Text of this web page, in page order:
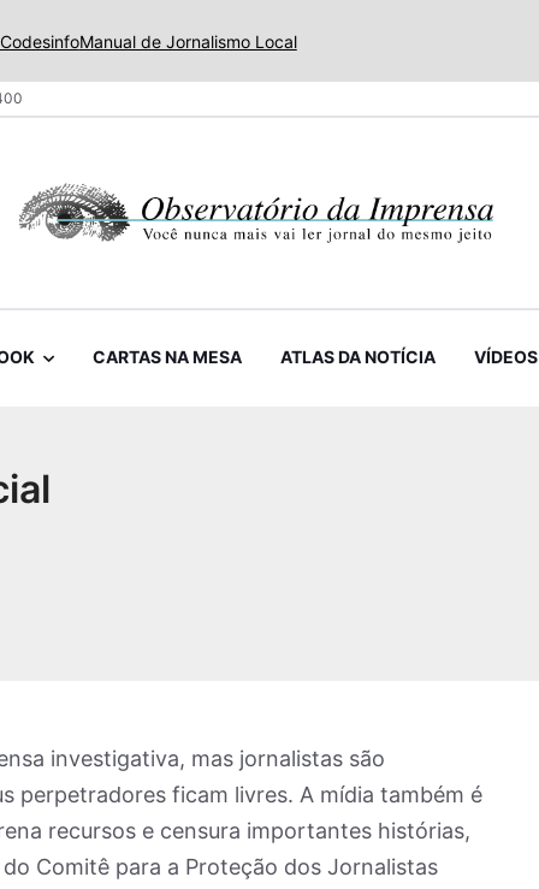
CodesinfoManual de Jornalismo Local
CARTAS NA MESA ATLAS DA NOTÍCIA VÍDEOS
investigativa, mas jornalistas são
perpetradores ficam livres. A mídia também é
recursos e censura importantes histórias,
do Comitê para a Proteção dos Jornalistas